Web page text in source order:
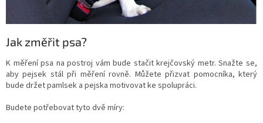
Jak změřit psa?
K měření psa na postroj vám bude stačit krejčovský metr. Snažte se,
aby pejsek stál při měření rovně. Můžete přizvat pomocníka, který
bude držet pamlsek a pejska motivovat ke spolupráci.
Budete potřebovat tyto dvě míry: